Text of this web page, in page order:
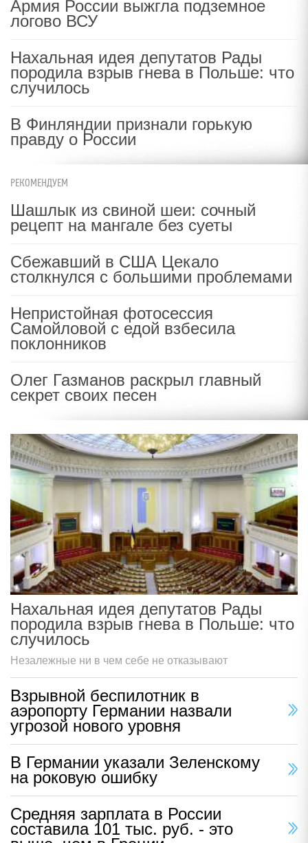
Армия России выжгла подземное
логово ВСУ
Нахальная идея депутатов Рады
породила взрыв гнева в Польше: что
случилось
В Финляндии признали горькую
правду о России
РЕКОМЕНДУЕМ
Шашлык из свиной шеи: сочный
рецепт на мангале без суеты
Сбежавший в США Цекало
столкнулся с большими проблемами
Непристойная фотосессия
Самойловой с едой взбесила
поклонников
Олег Газманов раскрыл главный
секрет своих песен
Нахальная идея депутатов Рады
породила взрыв гнева в Польше: что
случилось
Незалежные ни в чем себе не отказывают
Взрывной беспилотник в
аэропорту Германии назвали
угрозой нового уровня
В Германии указали Зеленскому
на роковую ошибку
Средняя зарплата в России
составила 101 тыс. руб. - это